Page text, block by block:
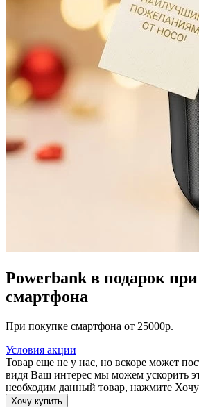
Powerbank в подарок
смартфона
При покупке смартфона от 25000р.
Условия акции
Товар еще не у нас, но вскоре может
видя Ваш интерес мы можем ускорить
необходим данный товар, нажмите
Хочу купить